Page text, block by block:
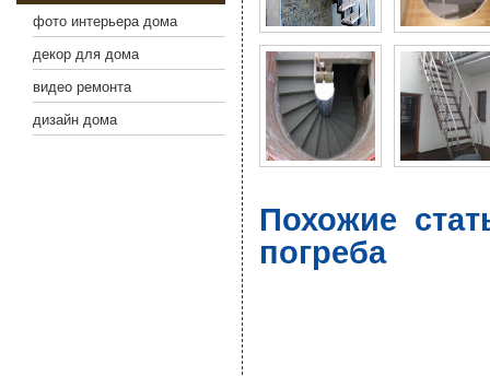
Похожие
погреба
фото интерьера дома
декор для дома
видео ремонта
дизайн дома